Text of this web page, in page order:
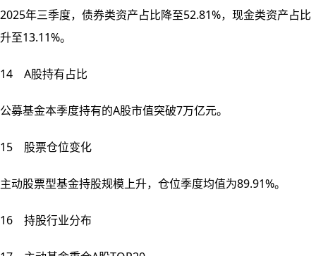
2025年三季度，债券类资产占比降至52.81%，现金类资产占比
升至13.11%。
14 A股持有占比
公募基金本季度持有的A股市值突破7万亿元。
15 股票仓位变化
主动股票型基金持股规模上升，仓位季度均值为89.91%。
16 持股行业分布